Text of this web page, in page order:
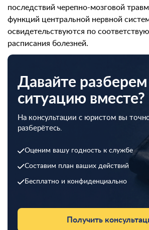
последствий черепно-мозговой
функций центральной нервной
освидетельствуются по
расписания болезней.
Давайте
ситуацию вместе?
На консультации с юристом вы
разберётесь.
Оценим вашу годность к службе
Составим план ваших действий
Бесплатно и конфиденциально
Получить